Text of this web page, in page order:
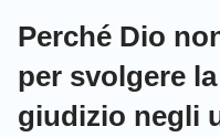
Perché Dio
per svolgere
giudizio negli